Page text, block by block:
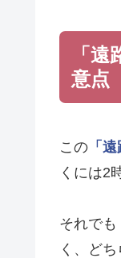
「
意点
この 「
くには2
それでも
く、ど